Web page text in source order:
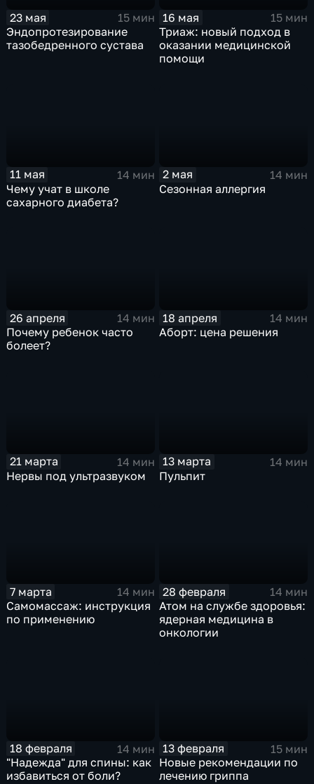
23 мая
15 мин
Эндопротезирование
тазобедренного сустава
16 мая
15 мин
Триаж: новый подход в
оказании медицинской
помощи
11 мая
14 мин
Чему учат в школе
сахарного диабета?
2 мая
14 мин
Сезонная аллергия
26 апреля
14 мин
Почему ребенок часто
болеет?
18 апреля
14 мин
Аборт: цена решения
21 марта
14 мин
Нервы под ультразвуком
13 марта
14 мин
Пульпит
7 марта
14 мин
Самомассаж: инструкция
по применению
28 февраля
14 мин
Атом на службе здоровья:
ядерная медицина в
онкологии
18 февраля
14 мин
"Надежда" для спины: как
избавиться от боли?
13 февраля
15 мин
Новые рекомендации по
лечению гриппа